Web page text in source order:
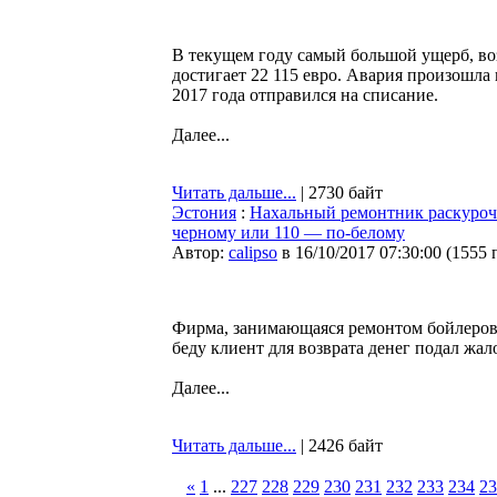
В текущем году самый большой ущерб,
достигает 22 115 евро. Авария
2017 года отправился на списание.
Далее...
Читать дальше... | 2730 байт
Эстония : Нахальный ремонтник
черному или 110 — по-белому
Автор: calipso в 16/10/2017 07:30:00 (1555
Фирма, занимающаяся ремонтом
беду клиент для возврата денег подал
Далее...
Читать дальше... | 2426 байт
« 1 ... 227 228 229 230 231 232 233 234